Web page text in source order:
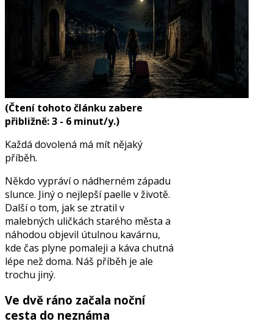
(Čtení tohoto článku zabere
přibližně: 3 - 6 minut/y.)
Každá dovolená má mít nějaký
příběh.
Někdo vypráví o nádherném západu
slunce. Jiný o nejlepší paelle v životě.
Další o tom, jak se ztratil v
malebných uličkách starého města a
náhodou objevil útulnou kavárnu,
kde čas plyne pomaleji a káva chutná
lépe než doma. Náš příběh je ale
trochu jiný.
Ve dvě ráno začala noční
cesta do neznáma